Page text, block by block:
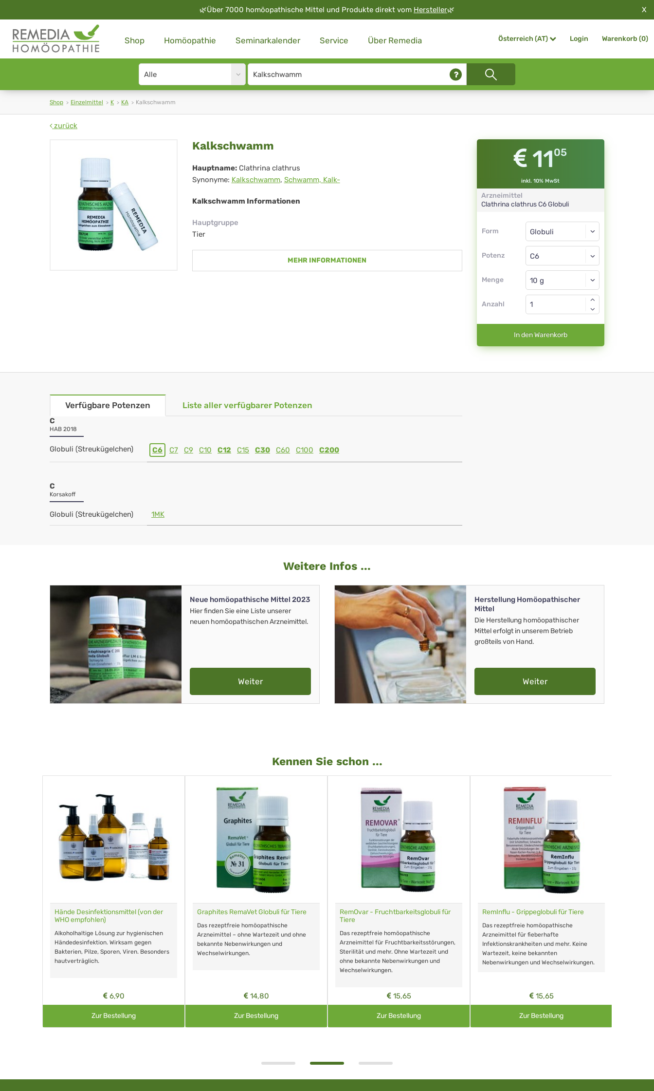
🌿Über 7000 homöopathische Mittel und Produkte direkt vom Hersteller🌿 X
Shop Homöopathie Seminarkalender Service Über Remedia Österreich (AT) Login Warenkorb (0)
Search
type
Site
search
Shop Einzelmittel K KA Kalkschwamm
zurück
Kalkschwamm
Kalkschwamm
Hauptname: Clathrina clathrus
Synonyme: Kalkschwamm, Schwamm, Kalk-
Kalkschwamm Informationen
Hauptgruppe
Tier
MEHR INFORMATIONEN
1105
inkl. 10% MwSt
Arzneimittel
Clathrina clathrusC6 Globuli
Form
Form
Potenz
Globuli
C6
Menge
Globuli
Anzahl
In den Warenkorb
Verfügbare Potenzen Liste aller verfügbarer Potenzen
C
HAB 2018
Globuli (Streukügelchen) C6 C7 C9 C10 C12 C15 C30 C60 C100 C200
C
Korsakoff
Globuli (Streukügelchen) 1MK
Weitere Infos ...
Neue homöopathische Mittel 2023
Hier finden Sie eine Liste unserer
neuen homöopathischen Arzneimittel.
Weiter
Herstellung Homöopathischer
Mittel
Die Herstellung homöopathischer
Mittel erfolgt in unserem Betrieb
großteils von Hand.
Weiter
Kennen Sie schon ...
Hände Desinfektionsmittel (von der
WHO empfohlen)
Alkoholhaltige Lösung zur hygienischen
Händedesinfektion. Wirksam gegen
Bakterien, Pilze, Sporen, Viren. Besonders
hautverträglich.
6,90
Zur Bestellung
Graphites RemaVet Globuli für Tiere
Das rezeptfreie homöopathische
Arzneimittel – ohne Wartezeit und ohne
bekannte Nebenwirkungen und
Wechselwirkungen.
14,80
Zur Bestellung
RemOvar - Fruchtbarkeitsglobuli für
Tiere
Das rezeptfreie homöopathische
Arzneimittel für Fruchtbarkeitsstörungen,
Sterilität und mehr. Ohne Wartezeit und
ohne bekannte Nebenwirkungen und
Wechselwirkungen.
15,65
Zur Bestellung
RemInflu - Grippeglobuli für Tiere
Das rezeptfreie homöopathische
Arzneimittel für fieberhafte
Infektionskrankheiten und mehr. Keine
Wartezeit, keine bekannten
Nebenwirkungen und Wechselwirkungen.
15,65
Zur Bestellung